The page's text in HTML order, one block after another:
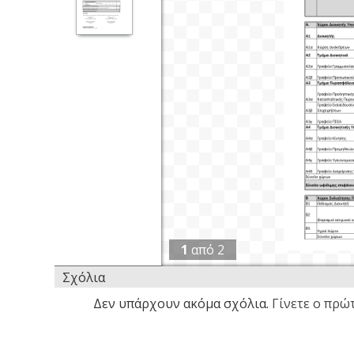
1 από 2
Σχόλια
Δεν υπάρχουν ακόμα σχόλια. Γίνετε ο